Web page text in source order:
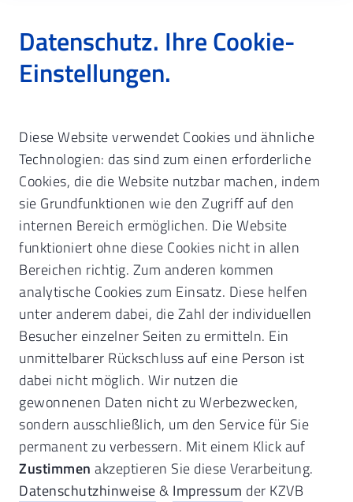
Datenschutz. Ihre Cookie-
Einstellungen.
Diese Website verwendet Cookies und ähnliche
Technologien: das sind zum einen erforderliche
Cookies, die die Website nutzbar machen, indem
sie Grundfunktionen wie den Zugriff auf den
internen Bereich ermöglichen. Die Website
funktioniert ohne diese Cookies nicht in allen
Bereichen richtig. Zum anderen kommen
analytische Cookies zum Einsatz. Diese helfen
unter anderem dabei, die Zahl der individuellen
Besucher einzelner Seiten zu ermitteln. Ein
unmittelbarer Rückschluss auf eine Person ist
dabei nicht möglich. Wir nutzen die
gewonnenen Daten nicht zu Werbezwecken,
sondern ausschließlich, um den Service für Sie
permanent zu verbessern. Mit einem Klick auf
Zustimmen akzeptieren Sie diese Verarbeitung.
Datenschutzhinweise& Impressum der KZVB
Fortbildung & Veranstaltungen
Unterlagen & Skripte
Fortbildungsunterlagen.Zum
Nachlesen daheim.
Hier stellen wir regelmäßig Unterlagen
nach einer Fortbildung zum Download
bereit.
Viele Vorträge enthalten komplexe Schaubilder,
Verweise auf Gesetzestexte und Links zu
weiterführenden Informationen, die Ihnen die
Referenten zum Nachlesen zusammenstellen.
Diese Zusammenfassung bereiten wir nach dem